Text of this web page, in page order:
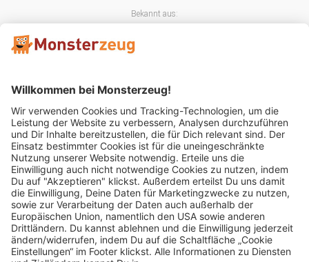
Bekannt aus:
Mitglied im: